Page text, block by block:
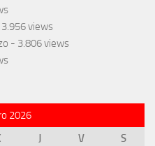
views
- 3.806 views
2026
J V
S